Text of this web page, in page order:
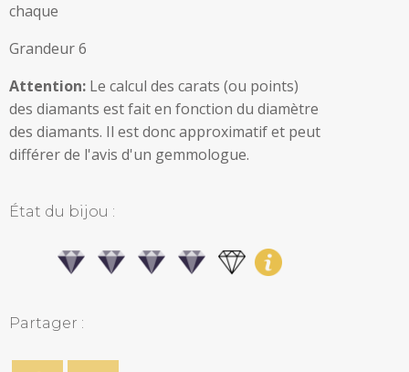
chaque
Grandeur 6
Attention: Le calcul des carats (ou points)
des diamants est fait en fonction du diamètre
des diamants. Il est donc approximatif et peut
différer de l'avis d'un gemmologue.
État du bijou :
Partager :